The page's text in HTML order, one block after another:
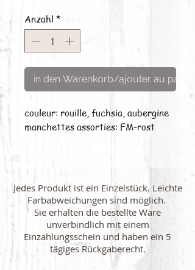
Anzahl *
in den Warenkorb/ajouter au panier
couleur: rouille, fuchsia, aubergine
manchettes assorties: FM-rost
Jedes Produkt ist ein Einzelstück. Leichte
Farbabweichungen sind möglich.
Sie erhalten die bestellte Ware
unverbindlich mit einem
Einzahlungsschein und haben ein 5
tägiges Rückgaberecht.